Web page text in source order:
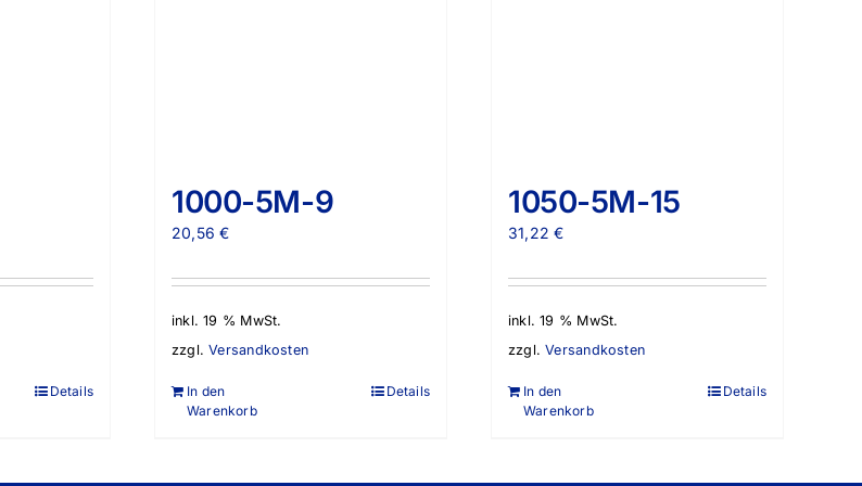
Details
1000-5M-9
20,56€
inkl. 19 % MwSt.
zzgl.Versandkosten
In den
Warenkorb
Details
1050-5M-15
31,22€
inkl. 19 % MwSt.
zzgl.Versandkosten
In den
Warenkorb
Details